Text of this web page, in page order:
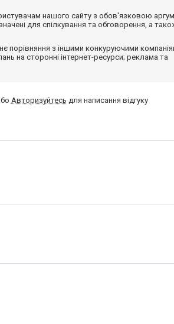
нашого сайту з обов'язковою
для спілкування та обговорення, а
порівняння з іншими конкуруючими
на сторонні інтернет-ресурси; реклама та
Авторизуйтесь для написання відгуку